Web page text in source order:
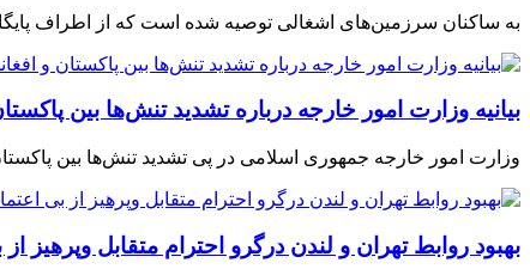
به ساکنان سرزمین‌های اشغالی توصیه شده است که از اطراف
بیانیه وزارت امور خارجه درباره تشدید تنش‌ها بین
وزارت امور خارجه جمهوری اسلامی در پی تشدید تنش‌ها بین
بهبود روابط تهران و لندن درگرو احترام متقابل وپرهیز